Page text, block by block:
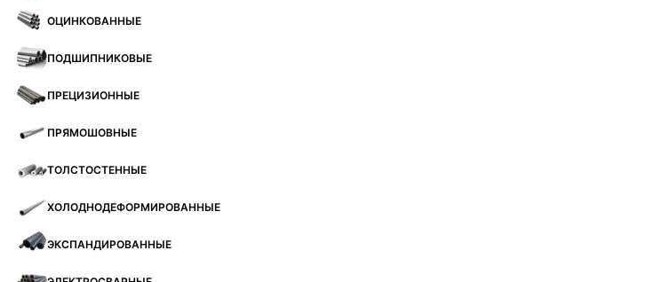
ОЦИНКОВАННЫЕ
ПОДШИПНИКОВЫЕ
ПРЕЦИЗИОННЫЕ
ПРЯМОШОВНЫЕ
ТОЛСТОСТЕННЫЕ
ХОЛОДНОДЕФОРМИРОВАННЫЕ
ЭКСПАНДИРОВАННЫЕ